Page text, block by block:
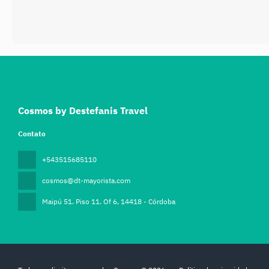
Cosmos by Destefanis Travel
Contato
+543515685110
cosmos@dt-mayorista.com
Maipú 51. Piso 11. Of 6, 14418 - Córdoba